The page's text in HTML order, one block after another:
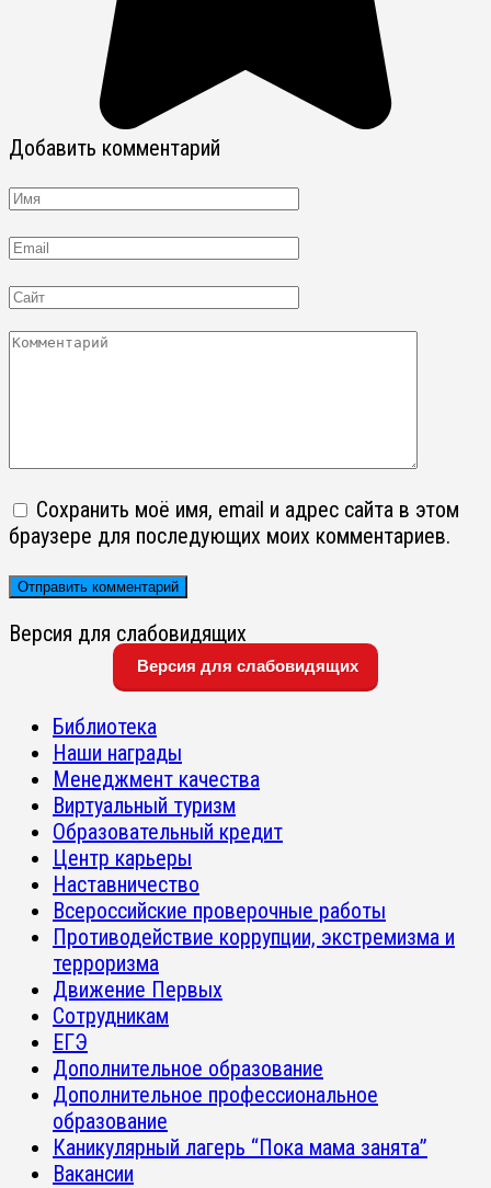
Добавить комментарий
Имя
Email
Сайт
Комментарий
Сохранить моё имя, email и адрес сайта в этом
браузере для последующих моих комментариев.
Версия для слабовидящих
Версия для слабовидящих
Библиотека
Наши награды
Менеджмент качества
Виртуальный туризм
Образовательный кредит
Центр карьеры
Наставничество
Всероссийские проверочные работы
Противодействие коррупции, экстремизма и
терроризма
Движение Первых
Сотрудникам
ЕГЭ
Дополнительное образование
Дополнительное профессиональное
образование
Каникулярный лагерь “Пока мама занята”
Вакансии